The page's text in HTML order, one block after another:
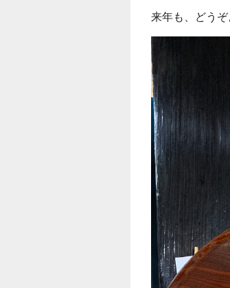
来年も、どう